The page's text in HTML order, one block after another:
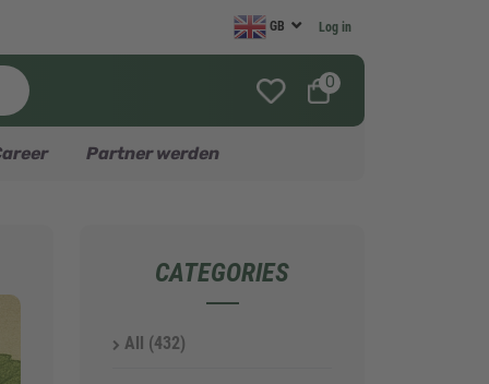
GB Log in
0
Partner werden
CATEGORIES
All (432)